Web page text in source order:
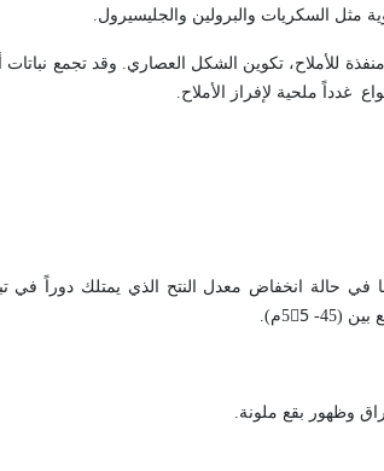
مثل السكريات والبرولين والجليسيرول.
للأملاح، تكوين الشكل العصاري. وقد تجمع
غدداً ملحية لإفراز الأملاح.
حالة انخفاض معدل النتح الذي يمتلك دوراً في
55ْم).
وظهور بقع ملونة.